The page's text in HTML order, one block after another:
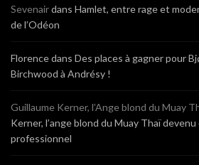
Sevenairdans Hamlet, entre rage et
de l’Odéon
Florencedans Des places à gagner pour
Birchwood à Andrésy !
Guillaume Kerner, l’Ange blond du Muay
Kerner, l’ange blond du Muay Thaï
professionnel